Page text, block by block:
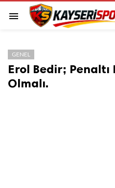
menu
GENEL
Erol Bedir; Penaltı
Olmalı.